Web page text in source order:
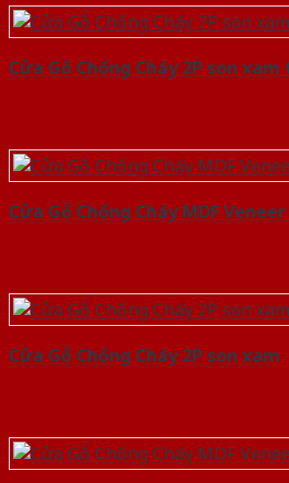
Cửa Gỗ Chống Cháy 2P son
Cửa Gỗ Chống Cháy MDF
Cửa Gỗ Chống Cháy 2P son xam